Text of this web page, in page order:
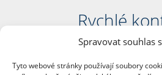
Spravovat souhlas
Tyto webové stránky používají soubory
Rychlé
Filozofická
nám. Jana